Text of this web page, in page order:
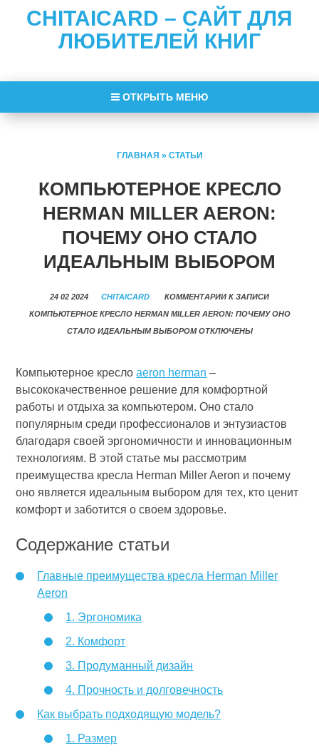
CHITAICARD – САЙТ ДЛЯ
ЛЮБИТЕЛЕЙ КНИГ
ОТКРЫТЬ МЕНЮ
ГЛАВНАЯ » СТАТЬИ
КОМПЬЮТЕРНОЕ КРЕСЛО
HERMAN MILLER AERON:
ПОЧЕМУ ОНО СТАЛО
ИДЕАЛЬНЫМ ВЫБОРОМ
24 02 2024 CHITAICARD КОММЕНТАРИИ К ЗАПИСИ
КОМПЬЮТЕРНОЕ КРЕСЛО HERMAN MILLER AERON: ПОЧЕМУ ОНО
СТАЛО ИДЕАЛЬНЫМ ВЫБОРОМОТКЛЮЧЕНЫ
Компьютерное креслоaeron herman –
высококачественное решение для комфортной
работы и отдыха за компьютером. Оно стало
популярным среди профессионалов и энтузиастов
благодаря своей эргономичности и инновационным
технологиям. В этой статье мы рассмотрим
преимущества кресла Herman Miller Aeron и почему
оно является идеальным выбором для тех, кто ценит
комфорт и заботится о своем здоровье.
Содержание статьи
Главные преимущества кресла Herman Miller
Aeron
1. Эргономика
2. Комфорт
3. Продуманный дизайн
4. Прочность и долговечность
Как выбрать подходящую модель?
1. Размер